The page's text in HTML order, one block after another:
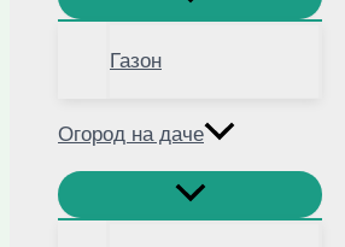
Газон
Огород на даче